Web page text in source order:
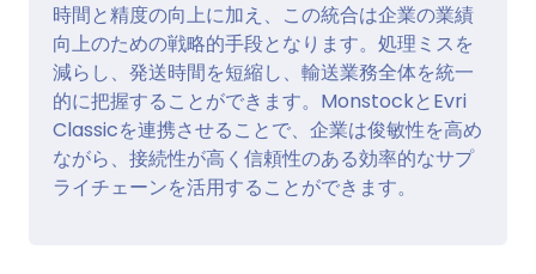
時間と精度の向上に加え、この統合は企業の業績
向上のための戦略的手段となります。処理ミスを
減らし、発送時間を短縮し、輸送業務全体を統一
的に把握することができます。MonstockとEvri
Classicを連携させることで、企業は俊敏性を高め
ながら、接続性が高く信頼性のある効率的なサプ
ライチェーンを活用することができます。